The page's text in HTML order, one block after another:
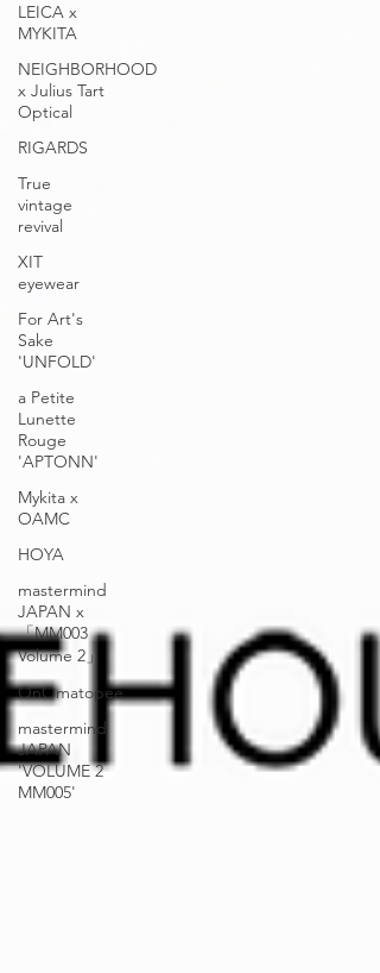
LEICA x
MYKITA
NEIGHBORHOOD
x Julius Tart
Optical
RIGARDS
True
vintage
revival
XIT
eyewear
For Art's
Sake
'UNFOLD'
a Petite
Lunette
Rouge
'APTONN'
Mykita x
OAMC
HOYA
mastermind
JAPAN x
「MM003
Volume 2」
OnOmatopee
mastermind
JAPAN
'VOLUME 2
MM005'